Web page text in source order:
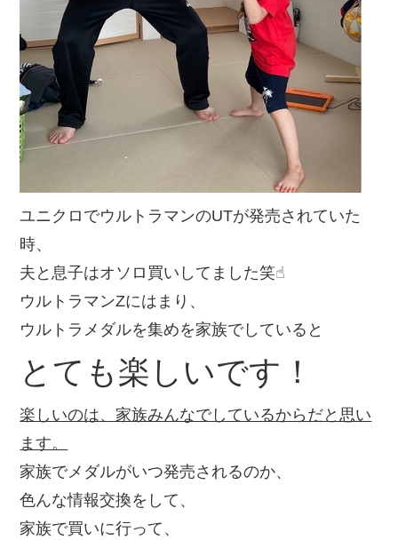
ユニクロでウルトラマンのUTが発売されていた
時、
夫と息子はオソロ買いしてました笑☝︎
ウルトラマンZにはまり、
ウルトラメダルを集めを家族でしていると
とても楽しいです！
楽しいのは、家族みんなでしているからだと思い
ます。
家族でメダルがいつ発売されるのか、
色んな情報交換をして、
家族で買いに行って、